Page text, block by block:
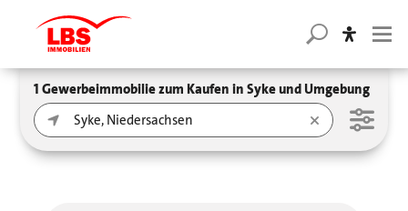
1 Gewerbeimmobilie zum Kaufen in Syke und Umgebung